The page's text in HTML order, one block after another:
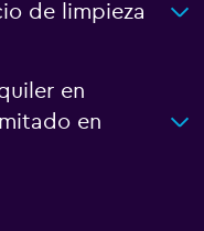
de limpieza
en
en